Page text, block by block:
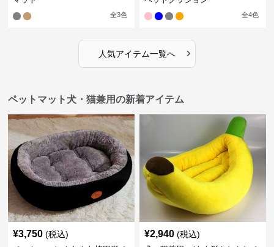
全3色 全4色
人気アイテム一覧へ ›
ペットマット犬・猫兼用の新着アイテム
¥3,750 (税込) ¥2,940 (税込)